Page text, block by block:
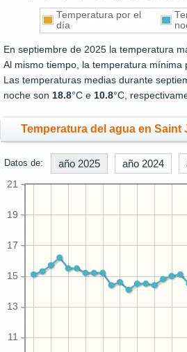
Temperatura por el
día
En septiembre de 2025 la temperatura
Al mismo tiempo, la temperatura mínima
Las temperaturas medias durante
noche son 18.8°C e 10.8°C,
Temperatura del agua en Saint
Datos de: año 2025 año 2024
11
13
15
17
19
21